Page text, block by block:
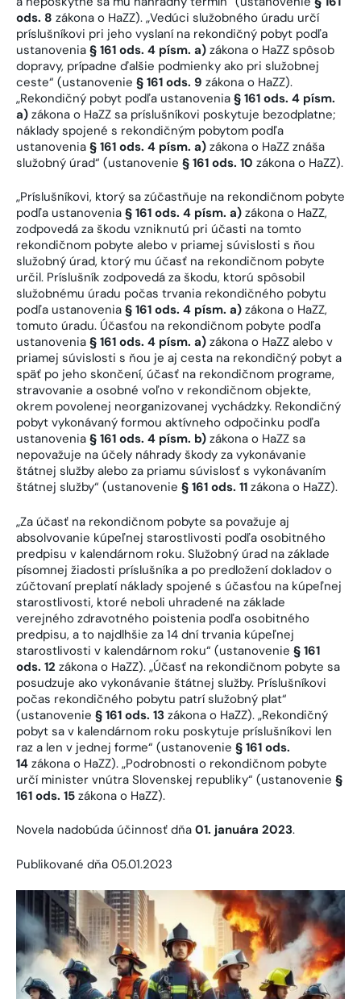
ods. 8 zákona o HaZZ). „Vedúci služobného úradu určí
príslušníkovi pri jeho vyslaní na rekondičný pobyt podľa
ustanovenia § 161 ods. 4 písm. a) zákona o HaZZ spôsob
dopravy, prípadne ďalšie podmienky ako pri služobnej
ceste“ (ustanovenie § 161 ods. 9 zákona o HaZZ).
„Rekondičný pobyt podľa ustanovenia § 161 ods. 4 písm.
a) zákona o HaZZ sa príslušníkovi poskytuje bezodplatne;
náklady spojené s rekondičným pobytom podľa
ustanovenia § 161 ods. 4 písm. a) zákona o HaZZ znáša
služobný úrad“ (ustanovenie § 161 ods. 10 zákona o HaZZ).
„Príslušníkovi, ktorý sa zúčastňuje na rekondičnom pobyte
podľa ustanovenia § 161 ods. 4 písm. a) zákona o HaZZ,
zodpovedá za škodu vzniknutú pri účasti na tomto
rekondičnom pobyte alebo v priamej súvislosti s ňou
služobný úrad, ktorý mu účasť na rekondičnom pobyte
určil. Príslušník zodpovedá za škodu, ktorú spôsobil
služobnému úradu počas trvania rekondičného pobytu
podľa ustanovenia § 161 ods. 4 písm. a) zákona o HaZZ,
tomuto úradu. Účasťou na rekondičnom pobyte podľa
ustanovenia § 161 ods. 4 písm. a) zákona o HaZZ alebo v
priamej súvislosti s ňou je aj cesta na rekondičný pobyt a
späť po jeho skončení, účasť na rekondičnom programe,
stravovanie a osobné voľno v rekondičnom objekte,
okrem povolenej neorganizovanej vychádzky. Rekondičný
pobyt vykonávaný formou aktívneho odpočinku podľa
ustanovenia § 161 ods. 4 písm. b) zákona o HaZZ sa
nepovažuje na účely náhrady škody za vykonávanie
štátnej služby alebo za priamu súvislosť s vykonávaním
štátnej služby“ (ustanovenie § 161 ods. 11 zákona o HaZZ).
„Za účasť na rekondičnom pobyte sa považuje aj
absolvovanie kúpeľnej starostlivosti podľa osobitného
predpisu v kalendárnom roku. Služobný úrad na základe
písomnej žiadosti príslušníka a po predložení dokladov o
zúčtovaní preplatí náklady spojené s účasťou na kúpeľnej
starostlivosti, ktoré neboli uhradené na základe
verejného zdravotného poistenia podľa osobitného
predpisu, a to najdlhšie za 14 dní trvania kúpeľnej
starostlivosti v kalendárnom roku“ (ustanovenie § 161
ods. 12 zákona o HaZZ). „Účasť na rekondičnom pobyte sa
posudzuje ako vykonávanie štátnej služby. Príslušníkovi
počas rekondičného pobytu patrí služobný plat“
(ustanovenie § 161 ods. 13 zákona o HaZZ). „Rekondičný
pobyt sa v kalendárnom roku poskytuje príslušníkovi len
raz a len v jednej forme“ (ustanovenie § 161 ods.
14 zákona o HaZZ). „Podrobnosti o rekondičnom pobyte
určí minister vnútra Slovenskej republiky“ (ustanovenie §
161 ods. 15 zákona o HaZZ).
Novela nadobúda účinnosť dňa 01. januára 2023.
Publikované dňa 05.01.2023